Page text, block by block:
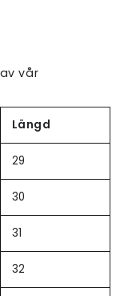
vår
Längd
29
30
31
32